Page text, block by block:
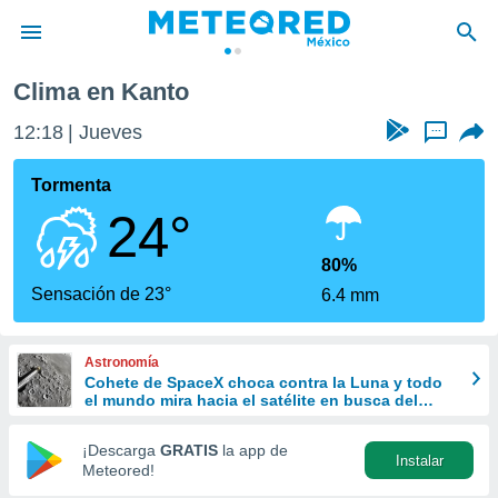
de
ha sido
para
que se
calidad.
a este
las
y
forma
digital
basada
Clima en Kanto
12:18 Jueves ...
Tormenta
24°
Sensación de 23°
80%
6.4 mm
Astronomía
Cohete de SpaceX choca contra la Luna y todo
el mundo mira hacia el satélite en busca del
¡Descarga GRATIS la app de
Meteored!
Instalar